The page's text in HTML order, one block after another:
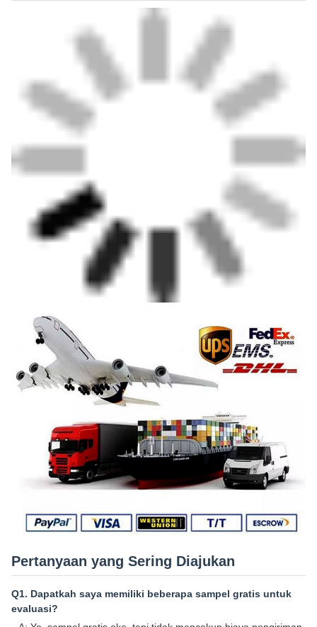
Pertanyaan yang Sering Diajukan
Q1. Dapatkah saya memiliki beberapa sampel gratis untuk
evaluasi?